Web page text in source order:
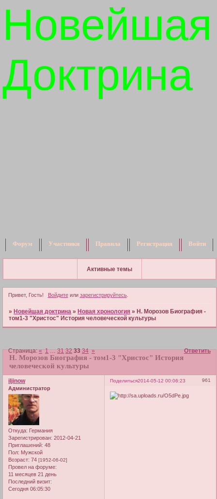
Новейшая
Доктрина
Форум Участники Правила Регистрация Войти
Активные темы
Привет, Гость! Войдитеили зарегистрируйтесь.
»Новейшая доктрина »Новая хронология »Н. Морозов Биография -
том1-3 "Христос" История человеческой культуры
Н. Морозов Биография - том1-3 "Христос" История
человеческой культуры
Страница:« 1 … 31 32 33 34 » Ответить
Поделиться 961
2014-05-12 00:06:23
iljinow
Администратор
Откуда: Германия
Зарегистрирован: 2012-04-21
Приглашений: 48
Пол: Мужской
Возраст: 74 [1952-06-02]
Провел на форуме:
11 месяцев 21 день
Последний визит:
Сегодня 06:05:30